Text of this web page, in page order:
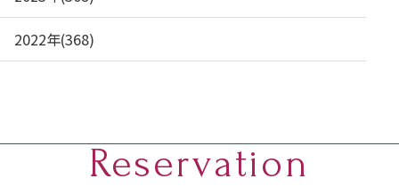
2022年(368)
Reservation